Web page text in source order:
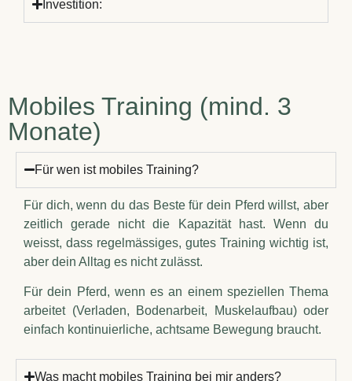
Investition:
Mobiles Training (mind. 3
Monate)
Für wen ist mobiles Training?
Für dich, wenn du das Beste für dein Pferd willst, aber
zeitlich gerade nicht die Kapazität hast. Wenn du
weisst, dass regelmässiges, gutes Training wichtig ist,
aber dein Alltag es nicht zulässt.
Für dein Pferd, wenn es an einem speziellen Thema
arbeitet (Verladen, Bodenarbeit, Muskelaufbau) oder
einfach kontinuierliche, achtsame Bewegung braucht.
Was macht mobiles Training bei mir anders?